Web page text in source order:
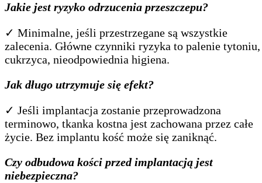
Jakie jest ryzyko odrzucenia przeszczepu?
✓ Minimalne, jeśli przestrzegane są wszystkie
zalecenia. Główne czynniki ryzyka to palenie tytoniu,
cukrzyca, nieodpowiednia higiena.
Jak długo utrzymuje się efekt?
✓ Jeśli implantacja zostanie przeprowadzona
terminowo, tkanka kostna jest zachowana przez całe
życie. Bez implantu kość może się zaniknąć.
Czy odbudowa kości przed implantacją jest
niebezpieczna?